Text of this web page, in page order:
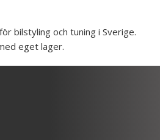
bilstyling och tuning i Sverige.
eget lager.